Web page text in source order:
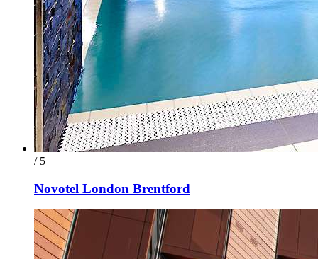
/ 5
Novotel London Brentford